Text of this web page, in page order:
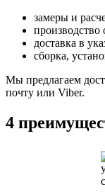
замеры и
производство
доставка в
сборка,
Мы предлагаем
почту или Viber.
4